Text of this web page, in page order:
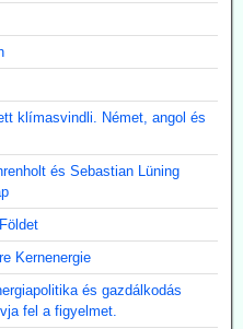
klímasvindli. Német, angol és
és Sebastian Lüning
Kernenergie
és gazdálkodás
fel a figyelmet.